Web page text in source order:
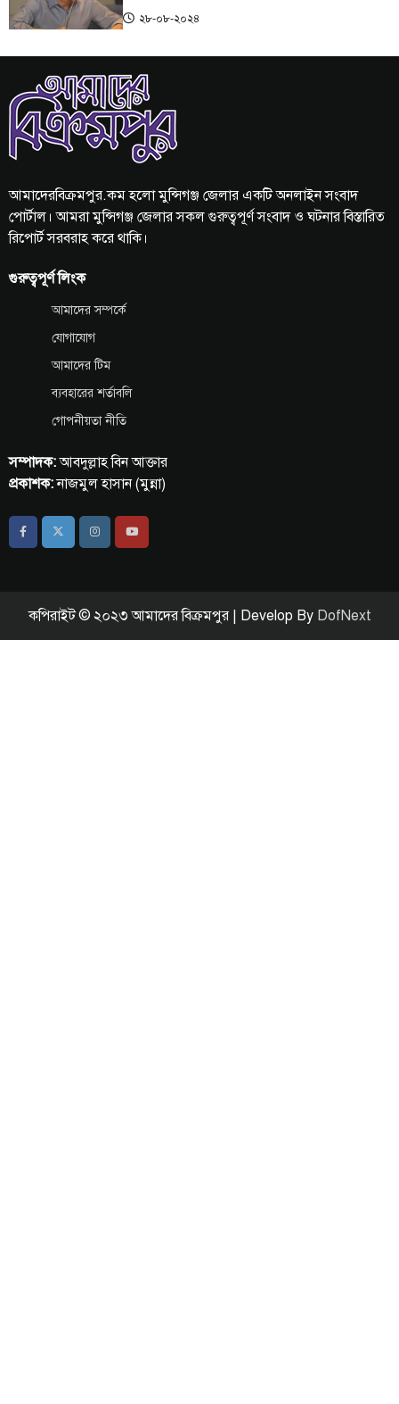
২৮-০৮-২০২৪
আমাদেরবিক্রমপুর.কম হলো মুন্সিগঞ্জ জেলার একটি অনলাইন সংবাদ
পোর্টাল। আমরা মুন্সিগঞ্জ জেলার সকল গুরুত্বপূর্ণ সংবাদ ও ঘটনার বিস্তারিত
রিপোর্ট সরবরাহ করে থাকি।
গুরুত্বপূর্ণ লিংক
আমাদের সম্পর্কে
যোগাযোগ
আমাদের টিম
ব্যবহারের শর্তাবলি
গোপনীয়তা নীতি
সম্পাদক:আবদুল্লাহ বিন আক্তার
প্রকাশক:নাজমুল হাসান (মুন্না)
কপিরাইট © ২০২৩ আমাদের বিক্রমপুর | Develop By DofNext